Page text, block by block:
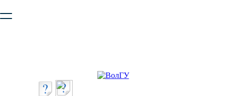
безопасную работу с сайтом. Пожалуйста